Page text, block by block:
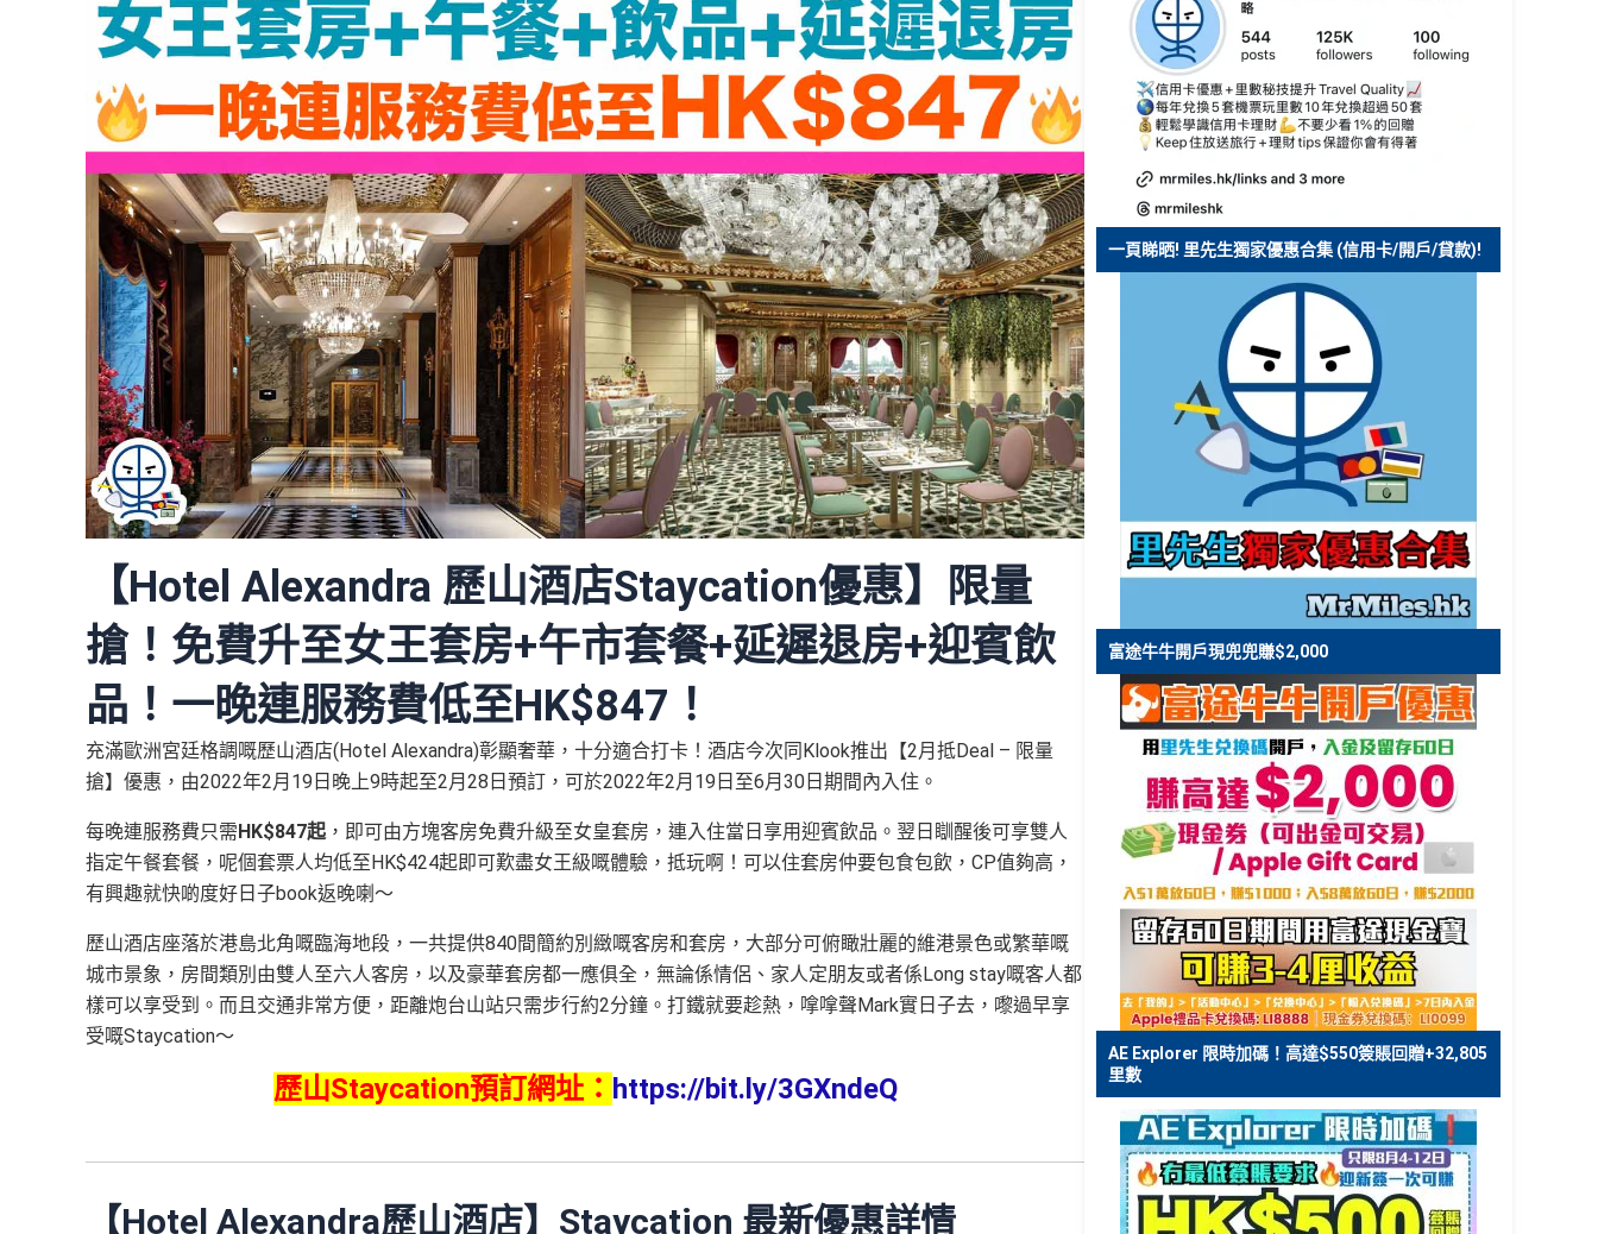
【Hotel Alexandra 歷山酒店Staycation優惠】
限量
搶！免費升至女王套房+午市套餐+延遲退房+迎賓飲
品！一晚連服務費低至HK$847！
充滿歐洲宮廷格調嘅歷山酒店(Hotel Alexandra)彰顯奢華，十分適合打卡！ 酒店今次同Klook推出【2月抵Deal – 限量
搶】優惠，由2022年2月19日晚上9時起至2月28日預訂，可於2022年2月19日至6月30日期間內入住。
每晚連服務費只需HK$847起，即可由方塊客房免費升級至女皇套房，連入住當日享用迎賓飲品。翌日瞓醒後可享雙人
指定午餐套餐，呢個套票人均低至HK$424起即可歎盡女王級嘅體驗，抵玩啊！可以住套房仲要包食包飲，CP值夠高，
有興趣就快啲度好日子book返晚喇～
歷山酒店座落於港島北角嘅臨海地段，一共提供840間簡約別緻嘅客房和套房，大部分可俯瞰壯麗的維港景色或繁華嘅
城市景象，房間類別由雙人至六人客房，以及豪華套房都一應俱全，無論係情侶、家人定朋友或者係Long stay嘅客人都
樣可以享受到。而且交通非常方便，距離炮台山站只需步行約2分鐘。打鐵就要趁熱，嗱嗱聲Mark實日子去，嚟過早享
受嘅Staycation～
歷山Staycation預訂網址： https://bit.ly/3GXndeQ
【Hotel Alexandra歷山酒店】Staycation 最新優惠詳情
一頁睇晒! 里先生獨家優惠合集 (信用卡/開戶/貸款)!
富途牛牛開戶現兜兜賺$2,000
AE Explorer 限時加碼！高達$550簽賬回贈+32,805
里數